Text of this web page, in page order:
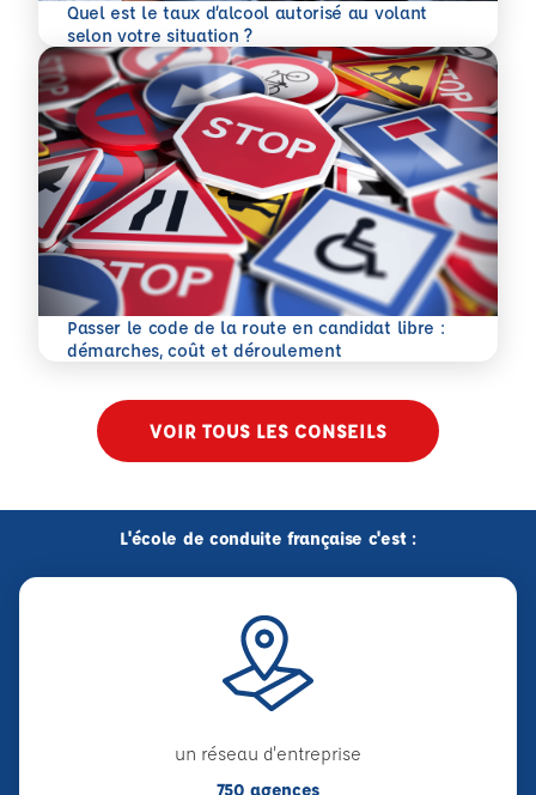
Quel est le taux d’alcool autorisé au volant
selon votre situation ?
En savoir plus
Passer le code de la route en candidat libre :
démarches, coût et déroulement
En savoir plus
VOIR TOUS LES CONSEILS
L'école de conduite française c'est :
un réseau d'entreprise
750 agences